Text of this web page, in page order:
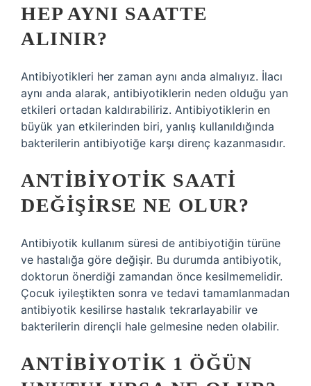
HEP AYNI SAATTE
ALINIR?
Antibiyotikleri her zaman aynı anda almalıyız. İlacı
aynı anda alarak, antibiyotiklerin neden olduğu yan
etkileri ortadan kaldırabiliriz. Antibiyotiklerin en
büyük yan etkilerinden biri, yanlış kullanıldığında
bakterilerin antibiyotiğe karşı direnç kazanmasıdır.
ANTIBIYOTIK SAATI
DEĞIŞIRSE NE OLUR?
Antibiyotik kullanım süresi de antibiyotiğin türüne
ve hastalığa göre değişir. Bu durumda antibiyotik,
doktorun önerdiği zamandan önce kesilmemelidir.
Çocuk iyileştikten sonra ve tedavi tamamlanmadan
antibiyotik kesilirse hastalık tekrarlayabilir ve
bakterilerin dirençli hale gelmesine neden olabilir.
ANTIBIYOTIK 1 ÖĞÜN